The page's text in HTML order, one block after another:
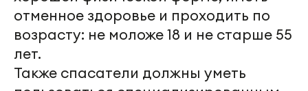
отменное здоровье и проходить по
возрасту: не моложе 18 и не старше 55
лет.
Также спасатели должны уметь